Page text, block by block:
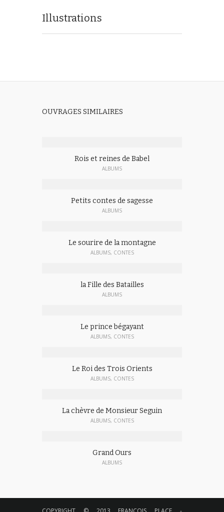
Illustrations
OUVRAGES SIMILAIRES
Rois et reines de Babel
ALBUMS
Petits contes de sagesse
ALBUMS
Le sourire de la montagne
ALBUMS, CONTES
la Fille des Batailles
ALBUMS
Le prince bégayant
ALBUMS, CONTES
Le Roi des Trois Orients
ALBUMS, CONTES
La chèvre de Monsieur Seguin
ALBUMS, CONTES
Grand Ours
ALBUMS